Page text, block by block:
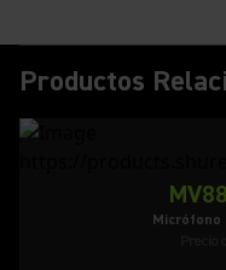
Productos
Micrófono